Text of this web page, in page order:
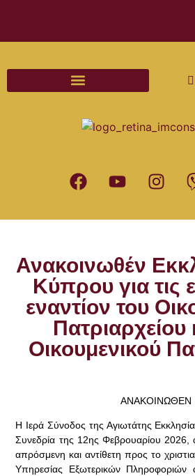
Ανακοινωθέν
Κύπρου για τις
εναντίον του
Πατριαρχείου
Οικουμενικού
ΑΝΑΚΟΙΝΩΘΕΝ
Η Ιερά Σύνοδος της Αγιωτάτης
Συνεδρία της 12ης Φεβρουαρίου 2026,
απρόσμενη και αντίθετη προς το
Υπηρεσίας Εξωτερικών